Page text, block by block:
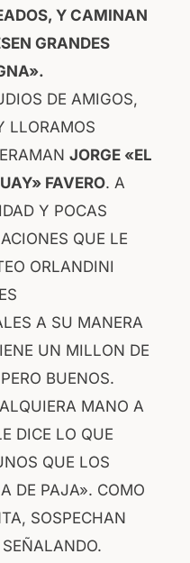
Y CAMINAN
GRANDES
DE AMIGOS,
LLORAMOS
JORGE «EL
FAVERO. A
Y POCAS
QUE LE
ORLANDINI
A SU MANERA
UN MILLON DE
BUENOS.
MANO A
DICE LO QUE
QUE LOS
DE PAJA». COMO
SOSPECHAN